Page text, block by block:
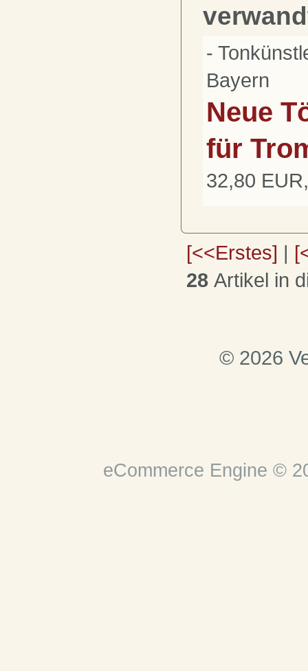
-
Bayern
Neue
für
32,80
[<<Erstes] |
28 Artikel in
© 2026
eCommerce Engine ©